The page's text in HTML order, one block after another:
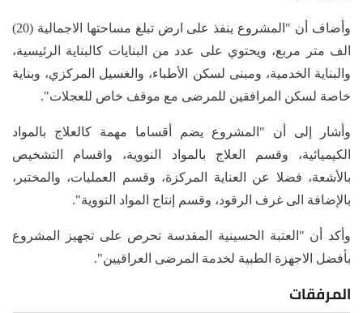
وأضاف أن "المشروع ينفذ على ارض تبلغ مساحتها الاجمالية (20)
الف متر مربع، ويحتوي على عدد من البنايات كالبناية الرئيسية،
والبناية الخدمية، ومبنى لسكن الأطباء، والغسيل المركزي، وبناية
خاصة لسكن المرافقين للمرضى مع موقف خاص للعجلات".
وأشار إلى أن "المشروع يضم أقساما مهمة كالعلاج بالمواد
الكيميائية، وقسم العلاج بالمواد النووية، واقسام التشخيص
بالأشعة، فضلا عن العناية المركزة، وقسم العمليات، والمختبر،
بالإضافة الى غرف الرقود، وقسم إنتاج المواد النووية".
وأكد أن "العتبة الحسينية المقدسة تحرص على تجهيز المشروع
بأفضل الاجهزة الطبية لخدمة المرضى العراقيين".
المرفقات